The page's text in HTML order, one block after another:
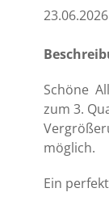
Schöne
zum 3.
möglich.
Ein